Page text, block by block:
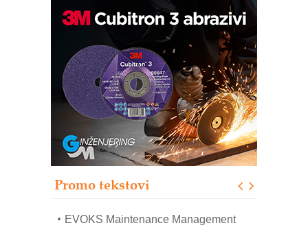
Promo tekstovi
Trajna oznaka kao dugoročna korist
Bezbednost na prvom mestu!
IB BLUMENAUER - više od 40 godina
poverenja u industriji
RMQ-TITAN ADVANCED INDICATOR
– Pametna signalizacija za efikasnije
upravljanje mašinama
Sigurnije ispitivanje transformatora u
solarnim elektranama i vetroparkovima
EVOKS Maintenance Management